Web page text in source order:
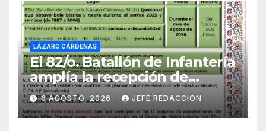
LÁZARO CÁRDENAS
El 82/o. Batallón de Infantería
amplía la recepción de
documentos para obtener La
Catilla del Servicio Militar
Nacional
6 AGOSTO, 2026 JEFE REDACCION